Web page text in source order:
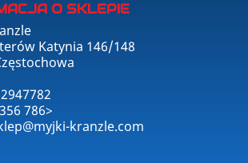
O SKLEPIE
Katynia 146/148
786>
kranzle.com